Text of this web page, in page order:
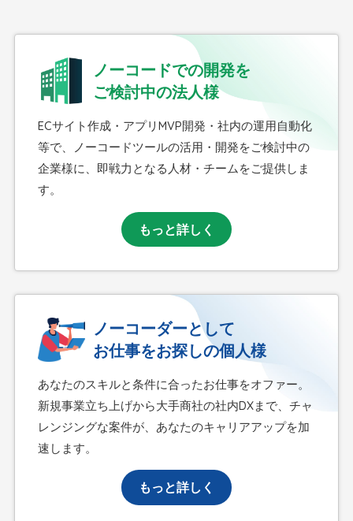
ノーコードでの開発を
ご検討中の法人様
ECサイト作成・アプリMVP開発・社内の運用自動化
等で、ノーコードツールの活用・開発をご検討中の
企業様に、即戦力となる人材・チームをご提供しま
す。
もっと詳しく
ノーコーダーとして
お仕事をお探しの個人様
あなたのスキルと条件に合ったお仕事をオファー。
新規事業立ち上げから大手商社の社内DXまで、チャ
レンジングな案件が、あなたのキャリアアップを加
速します。
もっと詳しく